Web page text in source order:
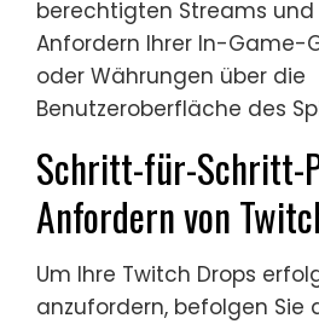
berechtigten Streams
Anfordern Ihrer In-Game-
oder Währungen über die
Benutzeroberfläche des
Schritt-für-Schritt-
Anfordern von
Um Ihre Twitch Drops
anzufordern, befolgen Sie